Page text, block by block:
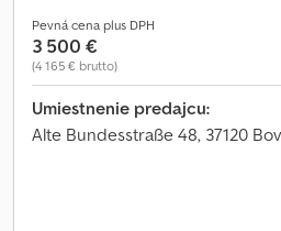
Pevná cena plus DPH
3 500 €
(4 165 € brutto)
Umiestnenie predajcu:
Alte Bundesstraße 48, 37120